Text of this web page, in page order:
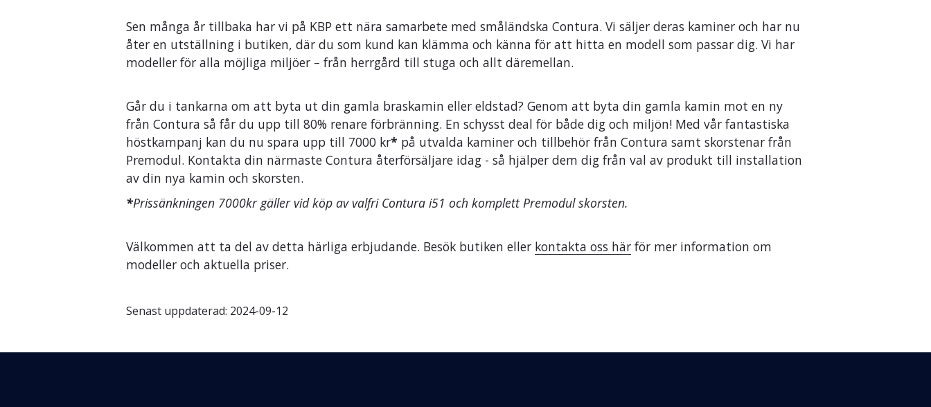
Sen många år tillbaka har vi på KBP ett nära samarbete med småländska Contura. Vi säljer deras kaminer och har nu
åter en utställning i butiken, där du som kund kan klämma och känna för att hitta en modell som passar dig. Vi har
modeller för alla möjliga miljöer – från herrgård till stuga och allt däremellan.
Går du i tankarna om att byta ut din gamla braskamin eller eldstad? Genom att byta din gamla kamin mot en ny
från Contura så får du upp till 80% renare förbränning. En schysst deal för både dig och miljön! Med vår fantastiska
höstkampanj kan du nu spara upp till 7000 kr* på utvalda kaminer och tillbehör från Contura samt skorstenar från
Premodul. Kontakta din närmaste Contura återförsäljare idag - så hjälper dem dig från val av produkt till installation
av din nya kamin och skorsten.
*Prissänkningen 7000kr gäller vid köp av valfri Contura i51 och komplett Premodul skorsten.
Välkommen att ta del av detta härliga erbjudande. Besök butiken eller kontakta oss här för mer information om
modeller och aktuella priser.
Senast uppdaterad: 2024-09-12